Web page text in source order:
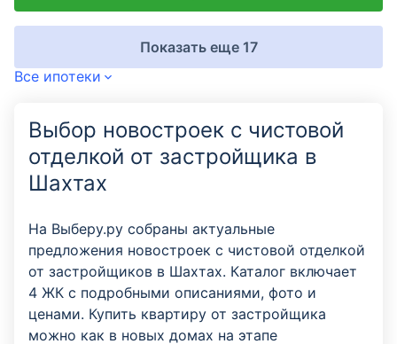
Показать еще 17
Все ипотеки
Выбор новостроек с чистовой
отделкой от застройщика в
Шахтах
На Выберу.ру собраны актуальные
предложения новостроек с чистовой отделкой
от застройщиков в Шахтах. Каталог включает
4 ЖК с подробными описаниями, фото и
ценами. Купить квартиру от застройщика
можно как в новых домах на этапе